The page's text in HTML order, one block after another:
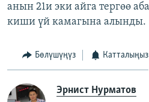
анын 21и эки айга тергөө
киши үй камагына алынды.
Бөлүшүңүз Катталыңыз
Эрнист Нурматов